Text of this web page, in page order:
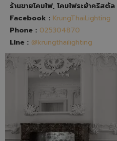
ร้านขายโคมไฟ, โคมไฟระย้าคริสตัล
Facebook : KrungThaiLighting
Phone : 025304870
Line : @krungthailighting